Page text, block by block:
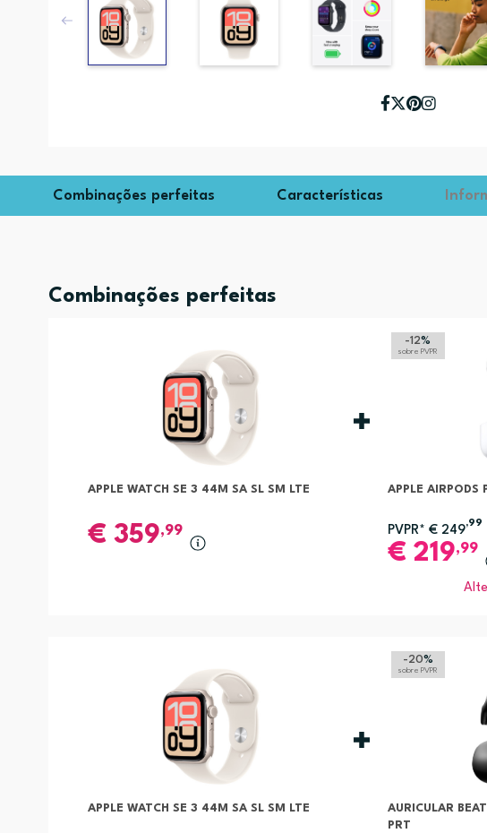
Combinações perfeitas Características
Combinações perfeitas
APPLE WATCH SE 3 44M SA SL SM LTE
€ 359,99
-12%
sobre PVPR
APPLE AIRPODS
PVPR* € 249
,99
€ 219,99
APPLE WATCH SE 3 44M SA SL SM LTE
-20%
sobre PVPR
AURICULAR
PRT